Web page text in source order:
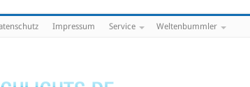
Impressum Service Weltenbummler